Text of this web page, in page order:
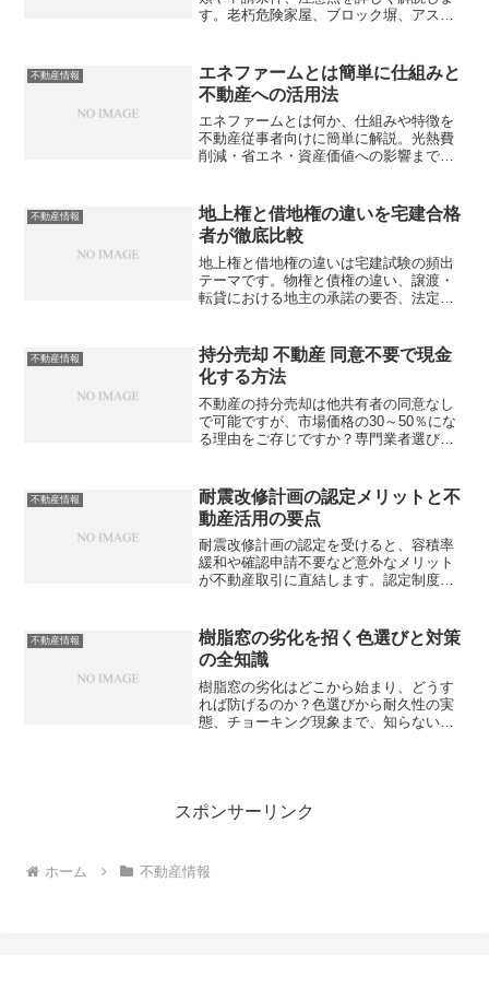
す。老朽危険家屋、ブロック塀、アスベ
不動産情報
エネファームとは簡単に仕組みと
不動産への活用法
エネファームとは何か、仕組みや特徴を
不動産従事者向けに簡単に解説。光熱費
削減・省エネ・資産価値への影響まで、
不動産情報
地上権と借地権の違いを宅建合格
者が徹底比較
地上権と借地権の違いは宅建試験の頻出
テーマです。物権と債権の違い、譲渡・
転貸における地主の承諾の要否、法定地
不動産情報
持分売却 不動産 同意不要で現金
化する方法
不動産の持分売却は他共有者の同意なし
で可能ですが、市場価格の30～50％にな
る理由をご存じですか？専門業者選びか
不動産情報
耐震改修計画の認定メリットと不
動産活用の要点
耐震改修計画の認定を受けると、容積率
緩和や確認申請不要など意外なメリット
が不動産取引に直結します。認定制度を
不動産情報
樹脂窓の劣化を招く色選びと対策
の全知識
樹脂窓の劣化はどこから始まり、どうす
れば防げるのか？色選びから耐久性の実
態、チョーキング現象まで、知らないと
スポンサーリンク
ホーム 不動産情報